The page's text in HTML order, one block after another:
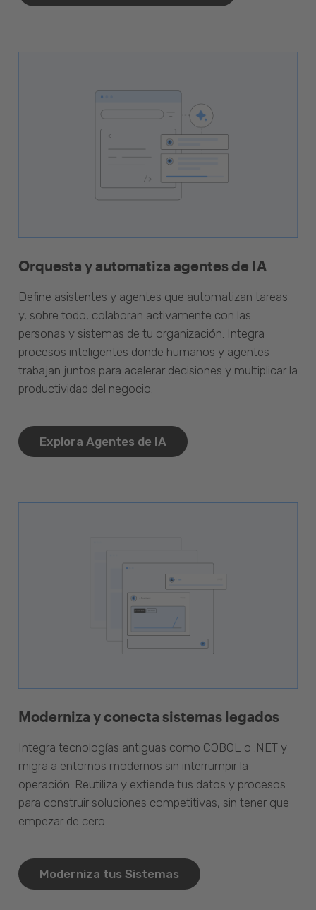
Orquesta y automatiza agentes de IA
Define asistentes y agentes que automatizan tareas
y, sobre todo, colaboran activamente con las
personas y sistemas de tu organización. Integra
procesos inteligentes donde humanos y agentes
trabajan juntos para acelerar decisiones y multiplicar la
productividad del negocio.
Explora Agentes de IA
Moderniza y conecta sistemas legados
Integra tecnologías antiguas como COBOL o .NET y
migra a entornos modernos sin interrumpir la
operación. Reutiliza y extiende tus datos y procesos
para construir soluciones competitivas, sin tener que
empezar de cero.
Moderniza tus Sistemas